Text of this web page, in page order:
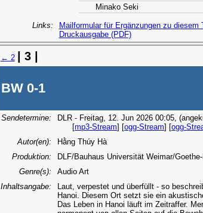
Minako Seki
Links:
Mailformular für Ergänzungen zu diesem
Druckausgabe (PDF)
← 2 | 3 |
BW 0-1
Sendetermine:
DLR - Freitag, 12. Jun 2026 00:05,
[mp3-Stream] [ogg-Stream] [ogg-
Autor(en):
Hằng Thúy Hà
Produktion:
DLF/Bauhaus Universität Weimar/
Genre(s):
Audio Art
Inhaltsangabe:
Laut, verpestet und überfüllt - so
Hanoi. Diesem Ort setzt sie ein
Das Leben in Hanoi läuft im Zeitraffer.